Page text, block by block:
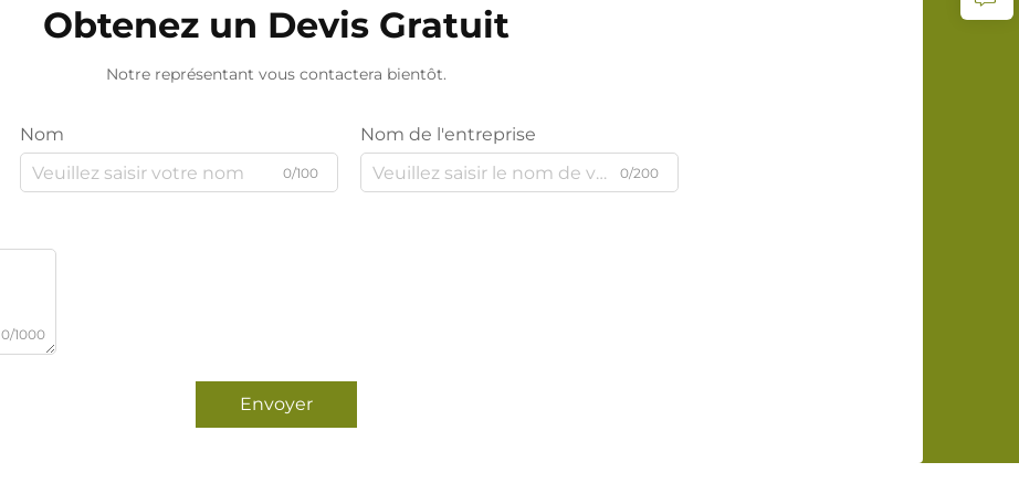
Obtenez un Devis Gratuit
Notre représentant vous contactera bientôt.
Nom
0/100
Nom de l'entreprise
0/200
0/1000
Envoyer